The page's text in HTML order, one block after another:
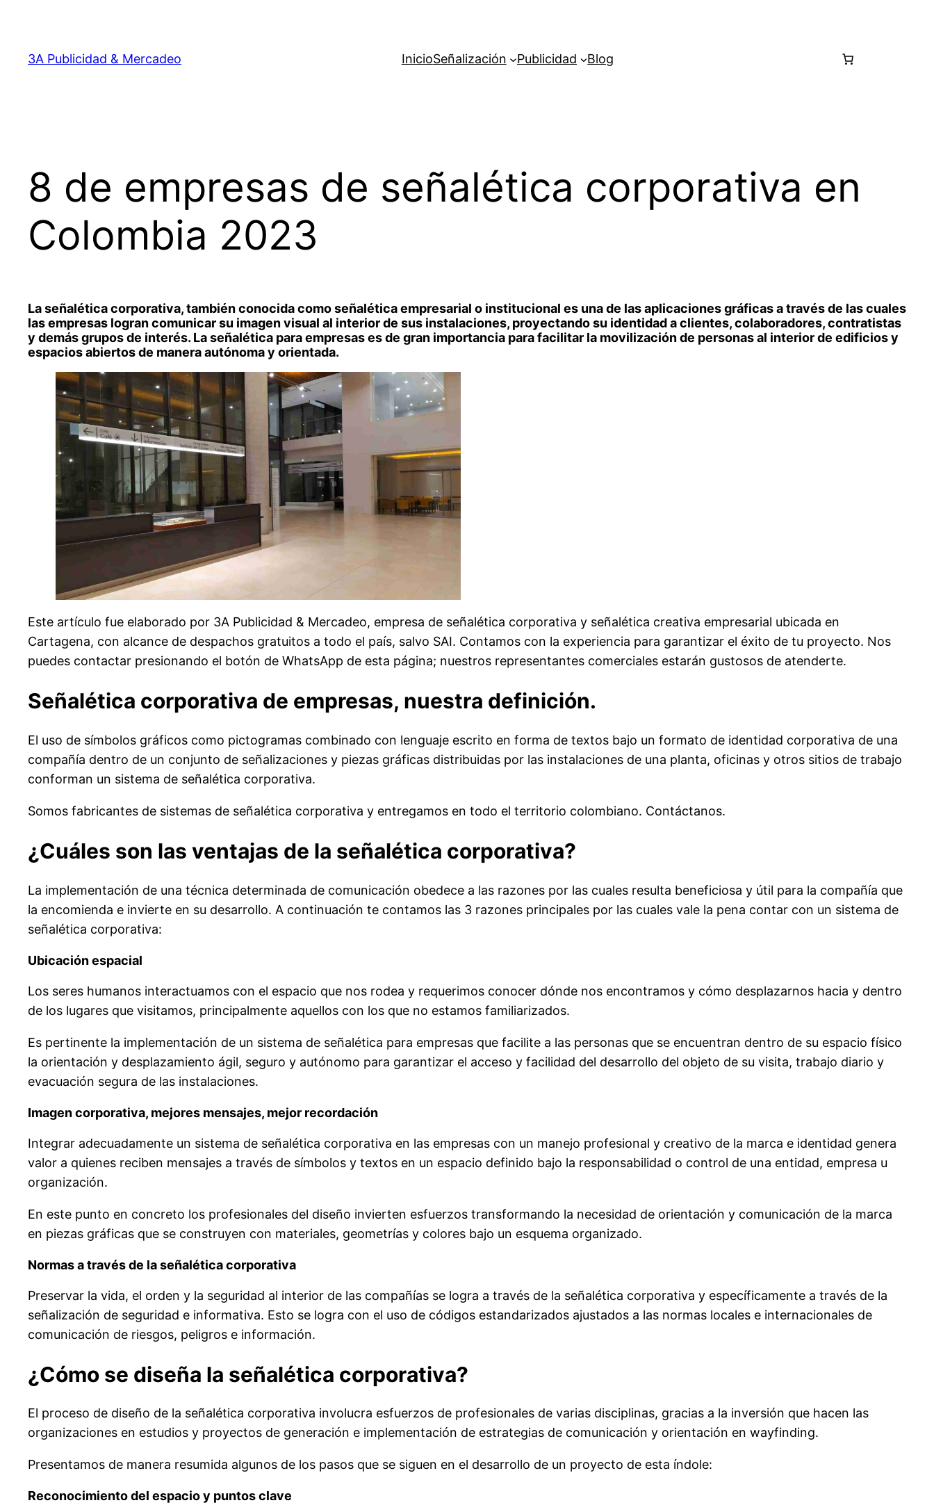
contenido
3A Publicidad & Mercadeo InicioSeñalización Publicidad Blog
8 de empresas de señalética corporativa en
Colombia 2023
La señalética corporativa, también conocida como señalética empresarial o institucional es una de las aplicaciones gráficas a través de las cuales
las empresas logran comunicar su imagen visual al interior de sus instalaciones, proyectando su identidad a clientes, colaboradores, contratistas
y demás grupos de interés. La señalética para empresas es de gran importancia para facilitar la movilización de personas al interior de edificios y
espacios abiertos de manera autónoma y orientada.
Este artículo fue elaborado por 3A Publicidad & Mercadeo, empresa de señalética corporativa y señalética creativa empresarial ubicada en
Cartagena, con alcance de despachos gratuitos a todo el país, salvo SAI. Contamos con la experiencia para garantizar el éxito de tu proyecto. Nos
puedes contactar presionando el botón de WhatsApp de esta página; nuestros representantes comerciales estarán gustosos de atenderte.
Señalética corporativa de empresas, nuestra definición.
El uso de símbolos gráficos como pictogramas combinado con lenguaje escrito en forma de textos bajo un formato de identidad corporativa de una
compañía dentro de un conjunto de señalizaciones y piezas gráficas distribuidas por las instalaciones de una planta, oficinas y otros sitios de trabajo
conforman un sistema de señalética corporativa.
Somos fabricantes de sistemas de señalética corporativa y entregamos en todo el territorio colombiano. Contáctanos.
¿Cuáles son las ventajas de la señalética corporativa?
La implementación de una técnica determinada de comunicación obedece a las razones por las cuales resulta beneficiosa y útil para la compañía que
la encomienda e invierte en su desarrollo. A continuación te contamos las 3 razones principales por las cuales vale la pena contar con un sistema de
señalética corporativa:
Ubicación espacial
Los seres humanos interactuamos con el espacio que nos rodea y requerimos conocer dónde nos encontramos y cómo desplazarnos hacia y dentro
de los lugares que visitamos, principalmente aquellos con los que no estamos familiarizados.
Es pertinente la implementación de un sistema de señalética para empresas que facilite a las personas que se encuentran dentro de su espacio físico
la orientación y desplazamiento ágil, seguro y autónomo para garantizar el acceso y facilidad del desarrollo del objeto de su visita, trabajo diario y
evacuación segura de las instalaciones.
Imagen corporativa, mejores mensajes, mejor recordación
Integrar adecuadamente un sistema de señalética corporativa en las empresas con un manejo profesional y creativo de la marca e identidad genera
valor a quienes reciben mensajes a través de símbolos y textos en un espacio definido bajo la responsabilidad o control de una entidad, empresa u
organización.
En este punto en concreto los profesionales del diseño invierten esfuerzos transformando la necesidad de orientación y comunicación de la marca
en piezas gráficas que se construyen con materiales, geometrías y colores bajo un esquema organizado.
Normas a través de la señalética corporativa
Preservar la vida, el orden y la seguridad al interior de las compañías se logra a través de la señalética corporativa y específicamente a través de la
señalización de seguridad e informativa. Esto se logra con el uso de códigos estandarizados ajustados a las normas locales e internacionales de
comunicación de riesgos, peligros e información.
¿Cómo se diseña la señalética corporativa?
El proceso de diseño de la señalética corporativa involucra esfuerzos de profesionales de varias disciplinas, gracias a la inversión que hacen las
organizaciones en estudios y proyectos de generación e implementación de estrategias de comunicación y orientación en wayfinding.
Presentamos de manera resumida algunos de los pasos que se siguen en el desarrollo de un proyecto de esta índole:
Reconocimiento del espacio y puntos clave